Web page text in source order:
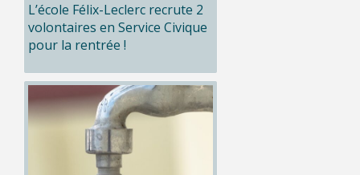
L’école Félix-Leclerc recrute 2
volontaires en Service Civique
pour la rentrée !